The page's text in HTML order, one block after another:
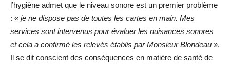
l’hygiène admet que le niveau sonore est un premier problème
: « je ne dispose pas de toutes les cartes en main. Mes
services sont intervenus pour évaluer les nuisances sonores
et cela a confirmé les relevés établis par Monsieur Blondeau ».
Il se dit conscient des conséquences en matière de santé de